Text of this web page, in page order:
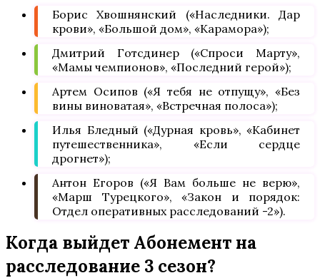
Борис Хвошнянский («Наследники. Дар
крови», «Большой дом», «Карамора»);
Дмитрий Готсдинер («Спроси Марту»,
«Мамы чемпионов», «Последний герой»);
Артем Осипов («Я тебя не отпущу», «Без
вины виноватая», «Встречная полоса»);
Илья Бледный («Дурная кровь», «Кабинет
путешественника», «Если сердце
дрогнет»);
Антон Егоров («Я Вам больше не верю»,
«Марш Турецкого», «Закон и порядок:
Отдел оперативных расследований -2»).
Когда выйдет Абонемент на
расследование 3 сезон?